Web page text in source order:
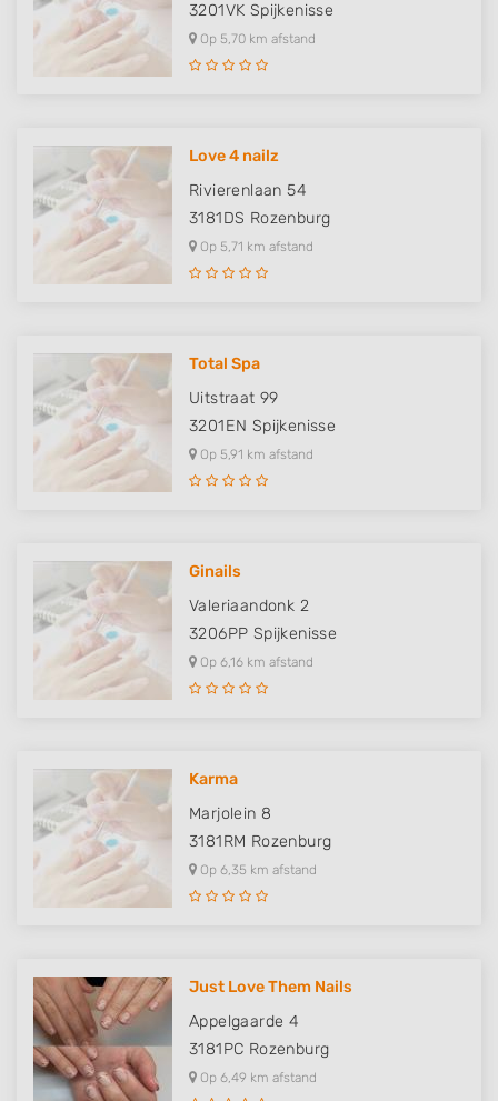
3201VK Spijkenisse
Op 5,70 km afstand
Love 4 nailz
Rivierenlaan 54
3181DS Rozenburg
Op 5,71 km afstand
Total Spa
Uitstraat 99
3201EN Spijkenisse
Op 5,91 km afstand
Ginails
Valeriaandonk 2
3206PP Spijkenisse
Op 6,16 km afstand
Karma
Marjolein 8
3181RM Rozenburg
Op 6,35 km afstand
Just Love Them Nails
Appelgaarde 4
3181PC Rozenburg
Op 6,49 km afstand